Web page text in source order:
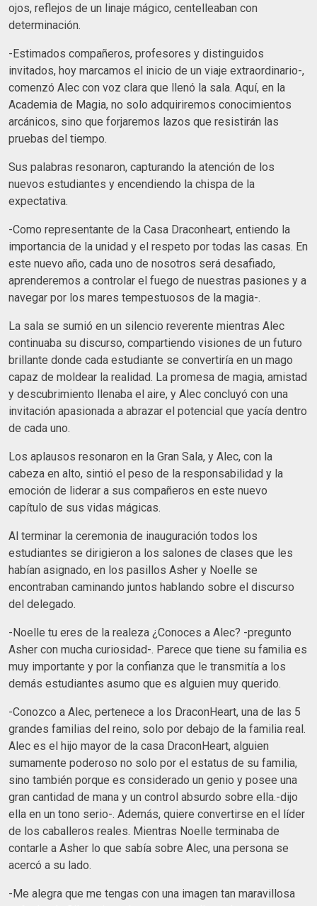
ojos, reflejos de un linaje mágico, centelleaban con
determinación.
-Estimados compañeros, profesores y distinguidos
invitados, hoy marcamos el inicio de un viaje extraordinario-,
comenzó Alec con voz clara que llenó la sala. Aquí, en la
Academia de Magia, no solo adquiriremos conocimientos
arcánicos, sino que forjaremos lazos que resistirán las
pruebas del tiempo.
Sus palabras resonaron, capturando la atención de los
nuevos estudiantes y encendiendo la chispa de la
expectativa.
-Como representante de la Casa Draconheart, entiendo la
importancia de la unidad y el respeto por todas las casas. En
este nuevo año, cada uno de nosotros será desafiado,
aprenderemos a controlar el fuego de nuestras pasiones y a
navegar por los mares tempestuosos de la magia-.
La sala se sumió en un silencio reverente mientras Alec
continuaba su discurso, compartiendo visiones de un futuro
brillante donde cada estudiante se convertiría en un mago
capaz de moldear la realidad. La promesa de magia, amistad
y descubrimiento llenaba el aire, y Alec concluyó con una
invitación apasionada a abrazar el potencial que yacía dentro
de cada uno.
Los aplausos resonaron en la Gran Sala, y Alec, con la
cabeza en alto, sintió el peso de la responsabilidad y la
emoción de liderar a sus compañeros en este nuevo
capítulo de sus vidas mágicas.
Al terminar la ceremonia de inauguración todos los
estudiantes se dirigieron a los salones de clases que les
habían asignado, en los pasillos Asher y Noelle se
encontraban caminando juntos hablando sobre el discurso
del delegado.
-Noelle tu eres de la realeza ¿Conoces a Alec? -pregunto
Asher con mucha curiosidad-. Parece que tiene su familia es
muy importante y por la confianza que le transmitía a los
demás estudiantes asumo que es alguien muy querido.
-Conozco a Alec, pertenece a los DraconHeart, una de las 5
grandes familias del reino, solo por debajo de la familia real.
Alec es el hijo mayor de la casa DraconHeart, alguien
sumamente poderoso no solo por el estatus de su familia,
sino también porque es considerado un genio y posee una
gran cantidad de mana y un control absurdo sobre ella.-dijo
ella en un tono serio-. Además, quiere convertirse en el líder
de los caballeros reales. Mientras Noelle terminaba de
contarle a Asher lo que sabía sobre Alec, una persona se
acercó a su lado.
-Me alegra que me tengas con una imagen tan maravillosa